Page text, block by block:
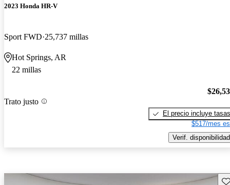
2023 Honda HR-V
Sport FWD 25,737 millas
Hot Springs, AR
22 millas
Trato justo
El precio incluye tasas
$517/mes
Verif. disponibilidad